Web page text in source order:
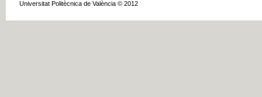
Universitat Politècnica de València © 2012